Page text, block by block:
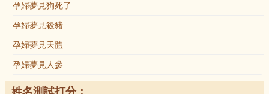
孕婦夢見狗死了
孕婦夢見殺豬
孕婦夢見天體
孕婦夢見人參
姓名測試打分：